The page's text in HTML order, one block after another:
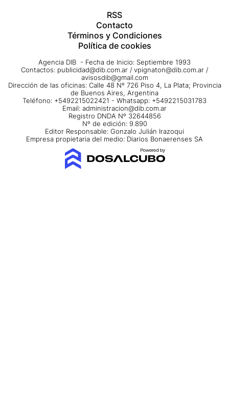
RSS
Contacto
Términos y Condiciones
Política de cookies
Agencia DIB - Fecha de Inicio: Septiembre 1993
Contactos: publicidad@dib.com.ar / vpignaton@dib.com.ar /
avisosdib@gmail.com
Dirección de las oficinas: Calle 48 Nº 726 Piso 4, La Plata; Provincia
de Buenos Aires, Argentina
Teléfono: +5492215022421 - Whatsapp: +5492215031783
Email: administracion@dib.com.ar
Registro DNDA Nº 32644856
Nº de edición: 9.890
Editor Responsable: Gonzalo Julián Irazoqui
Empresa propietaria del medio: Diarios Bonaerenses SA